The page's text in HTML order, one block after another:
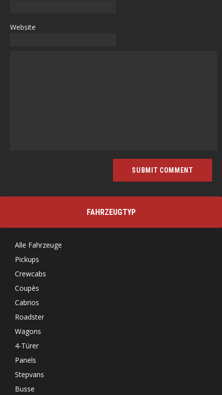
Website
FAHRZEUGTYP
Alle Fahrzeuge
Pickups
Crewcabs
Coupès
Cabrios
Roadster
Wagons
4-Türer
Panels
Stepvans
Busse